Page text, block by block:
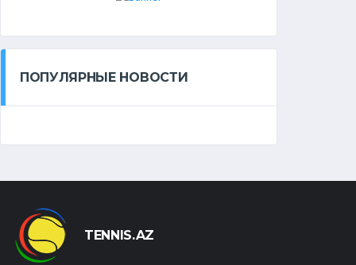
ПОПУЛЯРНЫЕ НОВОСТИ
TENNIS.AZ